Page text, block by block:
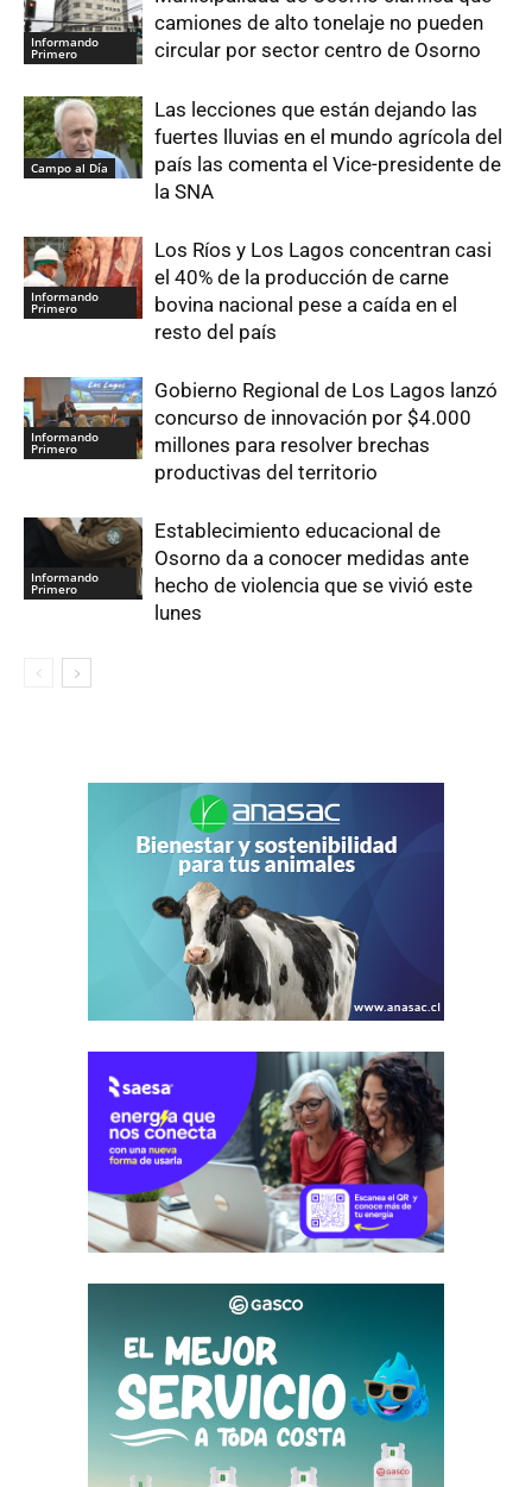
Informando
Primero
camiones de alto tonelaje no pueden
circular por sector centro de Osorno
Campo al Día
Las lecciones que están dejando las
fuertes lluvias en el mundo agrícola del
país las comenta el Vice-presidente de
la SNA
Informando
Primero
Los Ríos y Los Lagos concentran casi
el 40% de la producción de carne
bovina nacional pese a caída en el
resto del país
Informando
Primero
Gobierno Regional de Los Lagos lanzó
concurso de innovación por $4.000
millones para resolver brechas
productivas del territorio
Informando
Primero
Establecimiento educacional de
Osorno da a conocer medidas ante
hecho de violencia que se vivió este
lunes